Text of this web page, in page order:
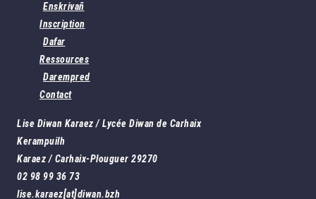
Enskrivañ
Inscription
Dafar
Ressources
Darempred
Contact
Lise Diwan Karaez / Lycée Diwan de Carhaix
Kerampuilh
Karaez / Carhaix-Plouguer 29270
02 98 99 36 73
lise.karaez[at]diwan.bzh